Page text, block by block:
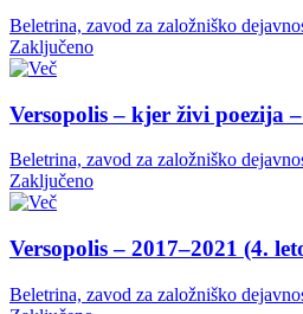
Beletrina, zavod za založniško
Zaključeno
Versopolis – kjer živi poezija
Beletrina, zavod za založniško
Zaključeno
Versopolis – 2017–2021 (4.
Beletrina, zavod za založniško